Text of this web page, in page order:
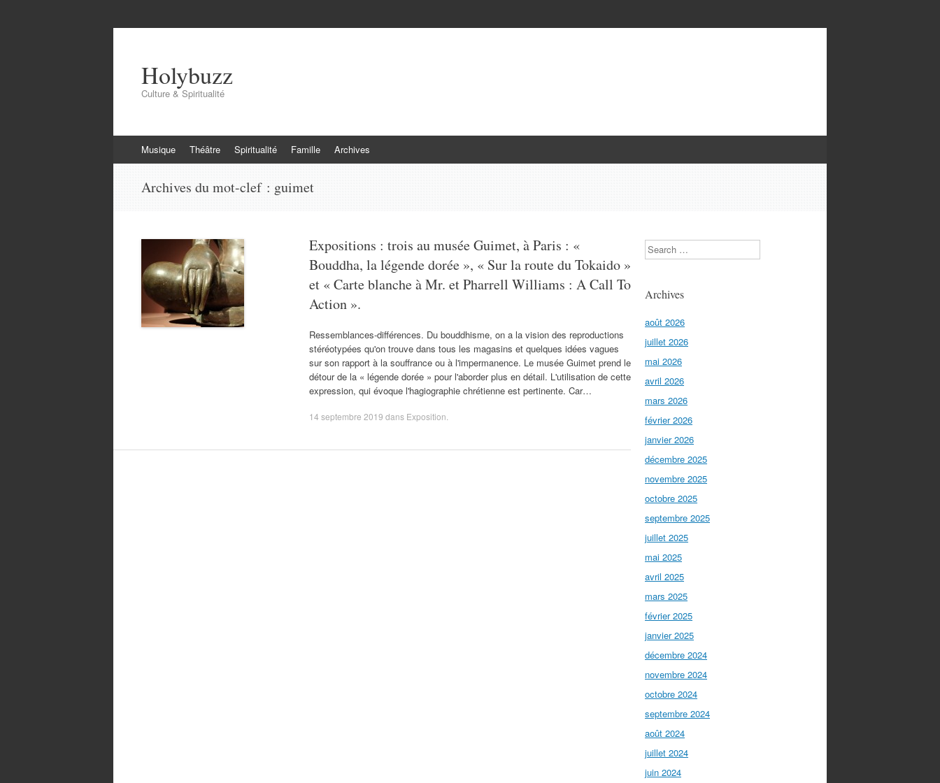
Holybuzz
Culture & Spiritualité
au
Musique Théâtre Spiritualité Famille Archives
Archives du mot-clef : guimet
Expositions : trois au musée Guimet, à Paris : «
Bouddha, la légende dorée », « Sur la route du Tokaido »
et « Carte blanche à Mr. et Pharrell Williams : A Call To
Action ».
Ressemblances-différences. Du bouddhisme, on a la vision des reproductions
stéréotypées qu'on trouve dans tous les magasins et quelques idées vagues
sur son rapport à la souffrance ou à l'impermanence. Le musée Guimet prend le
détour de la « légende dorée » pour l'aborder plus en détail. L'utilisation de cette
expression, qui évoque l'hagiographie chrétienne est pertinente. Car…
14 septembre 2019 dans Exposition
Search
Archives
août 2026
juillet 2026
mai 2026
avril 2026
mars 2026
février 2026
janvier 2026
décembre 2025
novembre 2025
octobre 2025
septembre 2025
juillet 2025
mai 2025
avril 2025
mars 2025
février 2025
janvier 2025
décembre 2024
novembre 2024
octobre 2024
septembre 2024
août 2024
juillet 2024
juin 2024